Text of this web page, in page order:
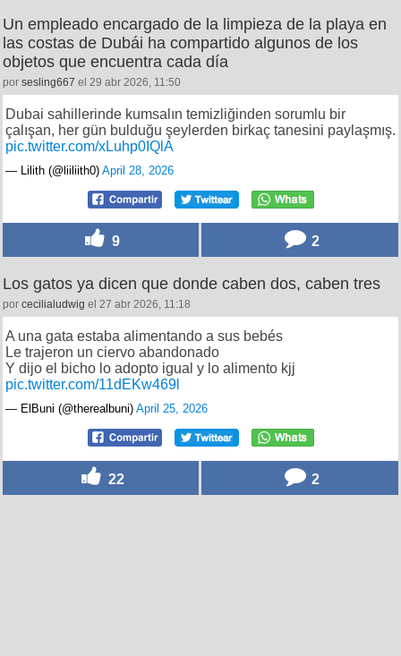
Un empleado encargado de la limpieza de la playa en
las costas de Dubái ha compartido algunos de los
objetos que encuentra cada día
por sesling667 el 29 abr 2026, 11:50
Dubai sahillerinde kumsalın temizliğinden sorumlu bir
çalışan, her gün bulduğu şeylerden birkaç tanesini paylaşmış.
pic.twitter.com/xLuhp0IQlA
— Lilith (@liiliith0) April 28, 2026
9 2
Los gatos ya dicen que donde caben dos, caben tres
por cecilialudwig el 27 abr 2026, 11:18
A una gata estaba alimentando a sus bebés
Le trajeron un ciervo abandonado
Y dijo el bicho lo adopto igual y lo alimento kjj
pic.twitter.com/11dEKw469l
— ElBuni (@therealbuni) April 25, 2026
22 2